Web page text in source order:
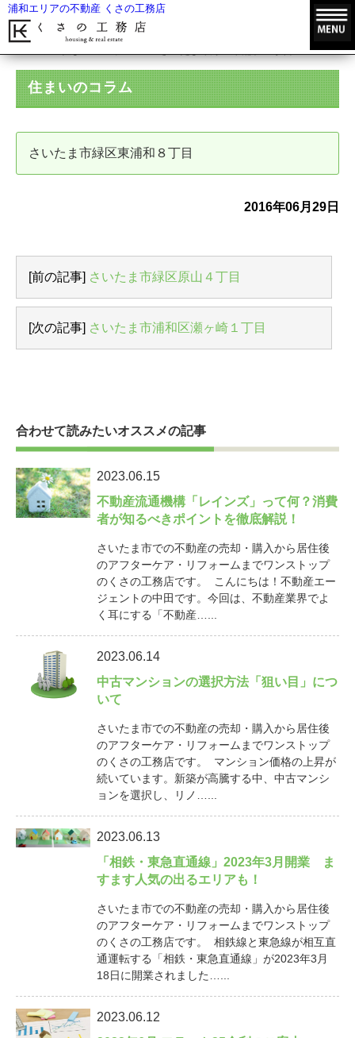
浦和エリアの不動産 くさの工務店
住まいのコラム
さいたま市緑区東浦和８丁目
2016年06月29日
[前の記事] さいたま市緑区原山４丁目
[次の記事] さいたま市浦和区瀬ヶ崎１丁目
合わせて読みたいオススメの記事
2023.06.15
不動産流通機構「レインズ」って何？消費
者が知るべきポイントを徹底解説！
さいたま市での不動産の売却・購入から居住後
のアフターケア・リフォームまでワンストップ
のくさの工務店です。 こんにちは！不動産エー
ジェントの中田です。今回は、不動産業界でよ
く耳にする「不動産…...
2023.06.14
中古マンションの選択方法「狙い目」につ
いて
さいたま市での不動産の売却・購入から居住後
のアフターケア・リフォームまでワンストップ
のくさの工務店です。 マンション価格の上昇が
続いています。新築が高騰する中、中古マンシ
ョンを選択し、リノ…...
2023.06.13
「相鉄・東急直通線」2023年3月開業 ま
すます人気の出るエリアも！
さいたま市での不動産の売却・購入から居住後
のアフターケア・リフォームまでワンストップ
のくさの工務店です。 相鉄線と東急線が相互直
通運転する「相鉄・東急直通線」が2023年3月
18日に開業されました…...
2023.06.12